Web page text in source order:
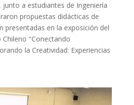
junto a estudiantes de Ingeniería
propuestas didácticas de
presentadas en la exposición del
"Conectando
la Creatividad: Experiencias